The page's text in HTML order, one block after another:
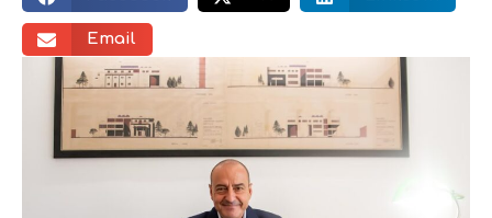
Email